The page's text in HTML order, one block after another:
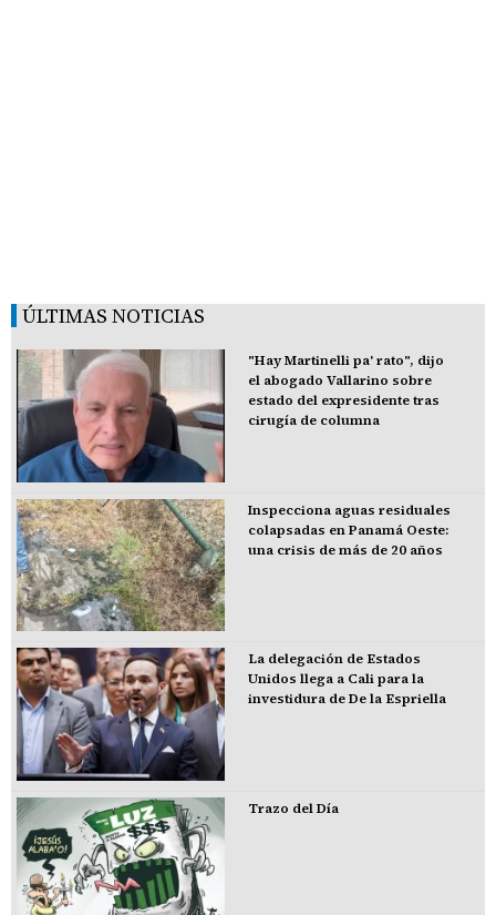
ÚLTIMAS NOTICIAS
"Hay Martinelli pa' rato", dijo
el abogado Vallarino sobre
estado del expresidente tras
cirugía de columna
Inspecciona aguas residuales
colapsadas en Panamá Oeste:
una crisis de más de 20 años
La delegación de Estados
Unidos llega a Cali para la
investidura de De la Espriella
Trazo del Día